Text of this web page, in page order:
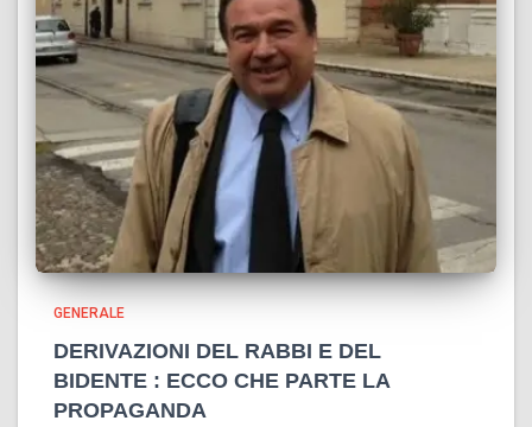
GENERALE
DERIVAZIONI DEL RABBI E DEL
BIDENTE : ECCO CHE PARTE LA
PROPAGANDA